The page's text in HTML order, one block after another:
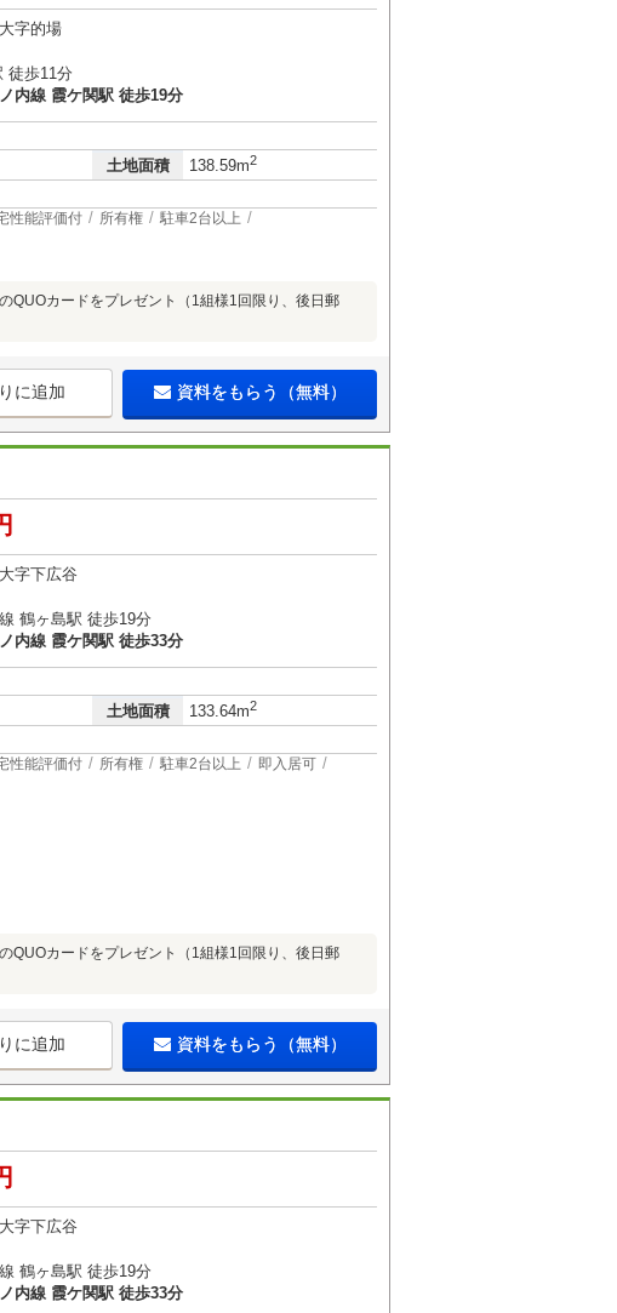
字的場
徒歩11分
内線 霞ケ関駅 徒歩19分
土地面積 138.59m2
性能評価付 所有権
駐車2台以上
QUOカードをプレゼント（1組様1回限り、後日郵
に追加 資料をもらう（無料）
字下広谷
鶴ヶ島駅 徒歩19分
内線 霞ケ関駅 徒歩33分
土地面積 133.64m2
性能評価付 所有権 駐車2台以上 即入居可
QUOカードをプレゼント（1組様1回限り、後日郵
に追加 資料をもらう（無料）
字下広谷
鶴ヶ島駅 徒歩19分
内線 霞ケ関駅 徒歩33分